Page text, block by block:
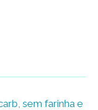
sem farinha e